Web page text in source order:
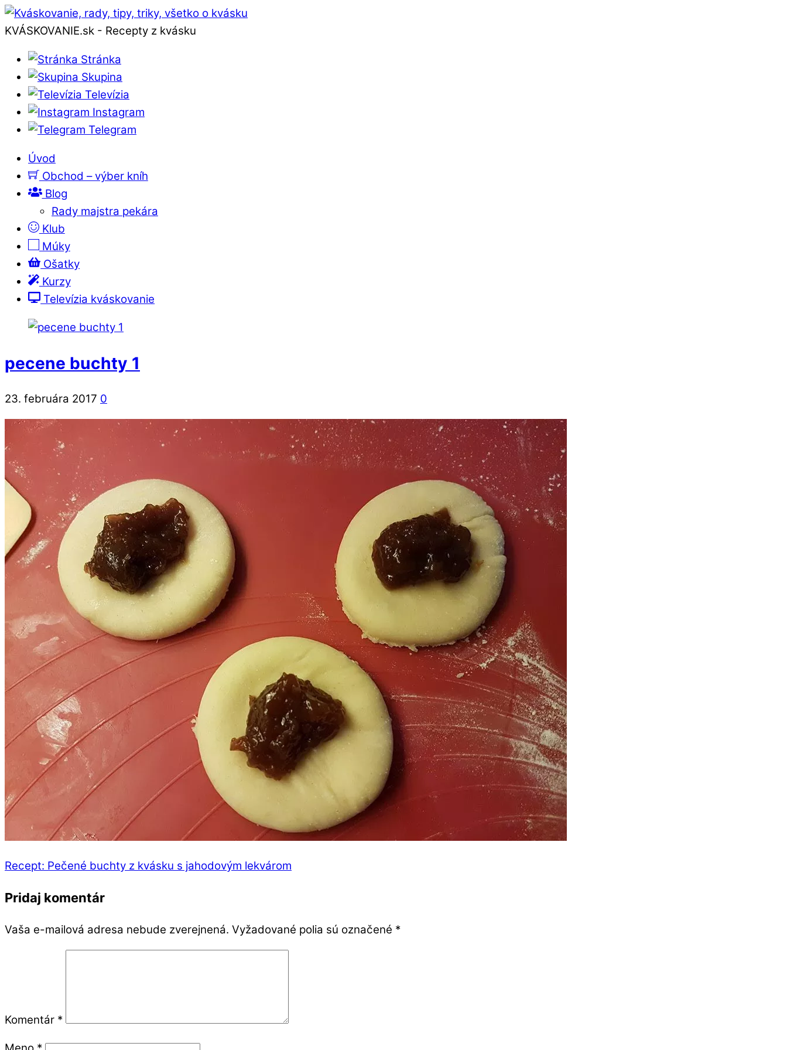
KVÁSKOVANIE.sk - Recepty z kvásku
Stránka
Skupina
Televízia
Instagram
Telegram
Úvod
Obchod – výber kníh
Blog
Rady majstra pekára
Klub
Múky
Ošatky
Kurzy
Televízia kváskovanie
pecene buchty 1
23. februára 2017 0
Recept: Pečené buchty z kvásku s jahodovým lekvárom
Pridaj komentár
Vaša e-mailová adresa nebude zverejnená. Vyžadované polia sú označené *
Komentár *